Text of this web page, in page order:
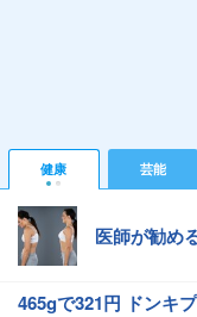
健康 芸能
医師が勧め
465gで321円 ドンキ